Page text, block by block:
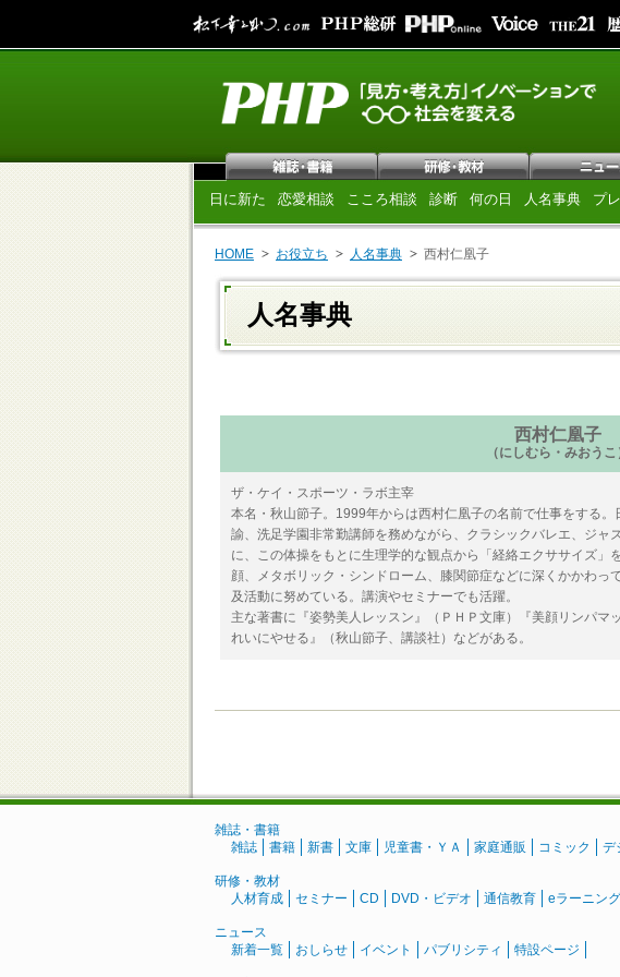
日に新た 恋愛相談 こころ相談 診断 何の日 人名事典 プ
HOME お役立ち 人名事典 西村仁凰子
人名事典
西村仁凰子
（にしむら・みおうこ
ザ・ケイ・スポーツ・ラボ主宰
本名・秋山節子。1999年からは西村仁凰子の名前で仕事をする
諭、洗足学園非常勤講師を務めながら、クラシックバレエ、ジャ
に、この体操をもとに生理学的な観点から「経絡エクササイズ」
顔、メタボリック・シンドローム、膝関節症などに深くかかわっ
及活動に努めている。講演やセミナーでも活躍。
主な著書に『姿勢美人レッスン』（ＰＨＰ文庫）『美顔リンパマ
れいにやせる』（秋山節子、講談社）などがある。
雑誌・書籍
雑誌
書籍 新書 文庫 児童書・ＹＡ 家庭通販 コミック デ
研修・教材
人材育成
セミナー CD DVD・ビデオ 通信教育 eラーニング
ニュース
新着一覧
おしらせ イベント パブリシティ 特設ページ